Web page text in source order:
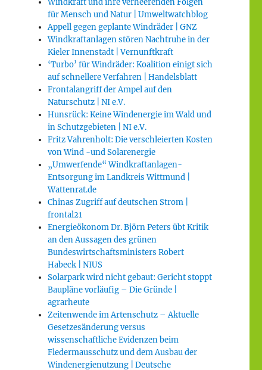
Windkraft und ihre verheerenden Folgen
für Mensch und Natur | Umweltwatchblog
Appell gegen geplante Windräder | GNZ
Windkraftanlagen stören Nachtruhe in der
Kieler Innenstadt | Vernunftkraft
‘Turbo’ für Windräder: Koalition einigt sich
auf schnellere Verfahren | Handelsblatt
Frontalangriff der Ampel auf den
Naturschutz | NI e.V.
Hunsrück: Keine Windenergie im Wald und
in Schutzgebieten | NI e.V.
Fritz Vahrenholt: Die verschleierten Kosten
von Wind -und Solarenergie
„Umwerfende“ Windkraftanlagen-
Entsorgung im Landkreis Wittmund |
Wattenrat.de
Chinas Zugriff auf deutschen Strom |
frontal21
Energieökonom Dr. Björn Peters übt Kritik
an den Aussagen des grünen
Bundeswirtschaftsministers Robert
Habeck | NIUS
Solarpark wird nicht gebaut: Gericht stoppt
Baupläne vorläufig – Die Gründe |
agrarheute
Zeitenwende im Artenschutz – Aktuelle
Gesetzesänderung versus
wissenschaftliche Evidenzen beim
Fledermausschutz und dem Ausbau der
Windenergienutzung | Deutsche